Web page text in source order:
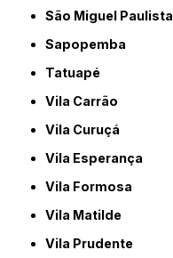
São Miguel Paulista
Sapopemba
Tatuapé
Vila Carrão
Vila Curuçá
Vila Esperança
Vila Formosa
Vila Matilde
Vila Prudente